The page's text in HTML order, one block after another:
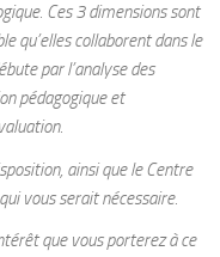
Ces 3 dimensions sont
qu’elles collaborent dans le
par l’analyse des
pédagogique et
ainsi que le Centre
vous serait nécessaire.
que vous porterez à ce